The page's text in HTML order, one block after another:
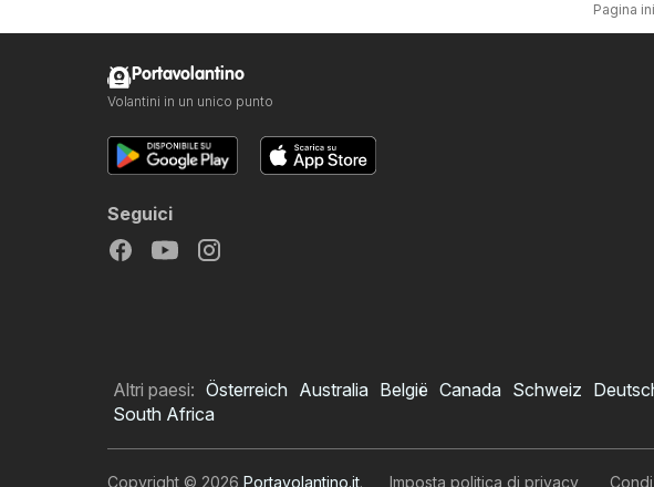
Pagina
Portavolantino
Volantini in un unico punto
Seguici
Altri paesi: Österreich Australia België Canada Schweiz
South Africa
Copyright © 2026 Portavolantino.it. Imposta politica di privacy